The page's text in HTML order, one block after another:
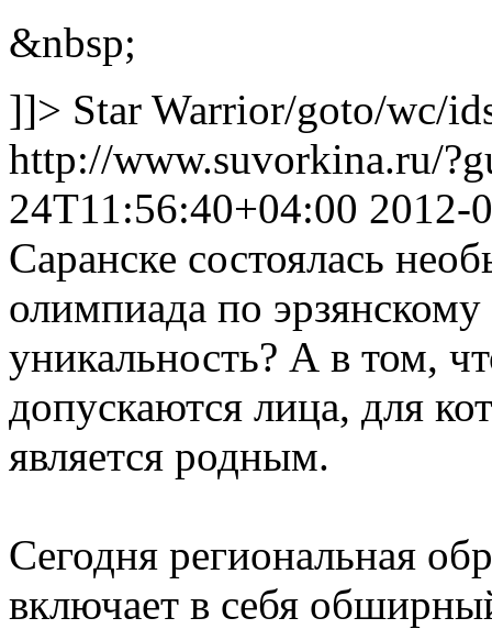
&nbsp;
]]> Star Warrior/goto/wc/
http://www.suvorkina.ru/
24T11:56:40+04:00 2012-
Саранске состоялась
олимпиада по
уникальность? А в том,
допускаются лица, для
является родным.
Сегодня региональная
включает в себя